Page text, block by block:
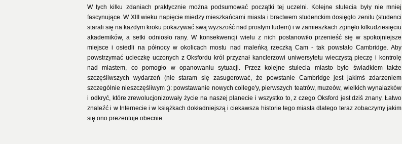
W tych kilku zdaniach praktycznie można podsumować początki tej uczelni. Kolejne stulecia były nie mniej
fascynujące. W XIII wieku napięcie miedzy mieszkańcami miasta i bractwem studenckim dosięgło zenitu (studenci
starali się na każdym kroku pokazywać swą wyższość nad prostym ludem) i w zamieszkach zginęło kilkudziesięciu
akademików, a setki odniosło rany. W konsekwencji wielu z nich postanowiło przenieść się w spokojniejsze
miejsce i osiedli na północy w okolicach mostu nad maleńką rzeczką Cam - tak powstało Cambridge. Aby
powstrzymać ucieczkę uczonych z Oksfordu król przyznał kanclerzowi uniwersytetu wieczystą pieczę i kontrolę
nad miastem, co pomogło w opanowaniu sytuacji. Przez kolejne stulecia miasto było świadkiem także
szczęśliwszych wydarzeń (nie staram się zasugerować, że powstanie Cambridge jest jakimś zdarzeniem
szczególnie nieszczęśliwym ;): powstawanie nowych college'y, pierwszych teatrów, muzeów, wielkich wynalazków
i odkryć, które zrewolucjonizowały życie na naszej planecie i wszystko to, z czego Oksford jest dziś znany. Łatwo
znaleźć i w Internecie i w książkach dokładniejszą i ciekawsza historie tego miasta dlatego teraz zobaczymy jakim
się ono prezentuje obecnie.